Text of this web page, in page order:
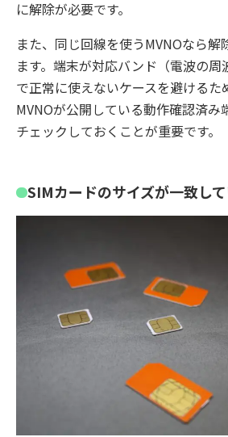
に解除が必要です。
また、同じ回線を使うMVNOなら解
ます。端末が対応バンド（電波の
で正常に使えないケースを避けるた
MVNOが公開している動作確認済み
チェックしておくことが重要です。
SIMカードのサイズが一致し